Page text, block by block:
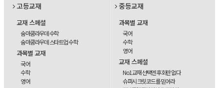
고등교재
교재 스페셜
숨마쿰라우데 수학
숨마쿰라우데 스타트업 수학
과목별 교재
국어
수학
영어
중등교재
과목별 교재
국어
수학
영어
교재 스페셜
No1교재 선택엔 후회란 없다
슈퍼시크릿코드를 믿어라